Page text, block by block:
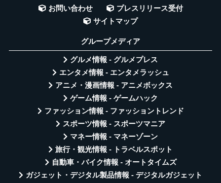
お問い合わせ
プレスリリース受付
サイトマップ
グループメディア
グルメ情報 - グルメプレス
エンタメ情報 - エンタメラッシュ
アニメ・漫画情報 - アニメボックス
ゲーム情報 - ゲームハック
ファッション情報 - ファッショントレンド
スポーツ情報 - スポーツマニア
マネー情報 - マネーゾーン
旅行・観光情報 - トラベルスポット
自動車・バイク情報 - オートタイムズ
ガジェット・デジタル製品情報 - デジタルガジェット